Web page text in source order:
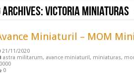
Archives:victoria miniaturas
Miniaturil – MOM
21/11/2020
astra militarum, avance miniaturil, miniaturas,
0